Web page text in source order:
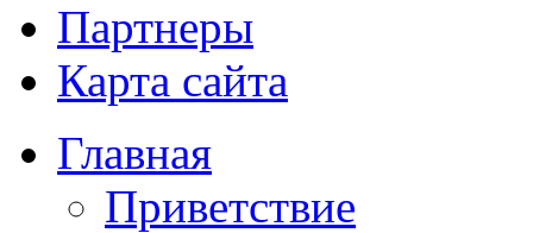
Партнеры
Карта сайта
Главная
Приветствие